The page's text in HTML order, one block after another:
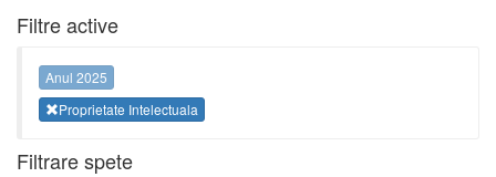
Filtre active
Anul 2025
Proprietate Intelectuala
Filtrare spete